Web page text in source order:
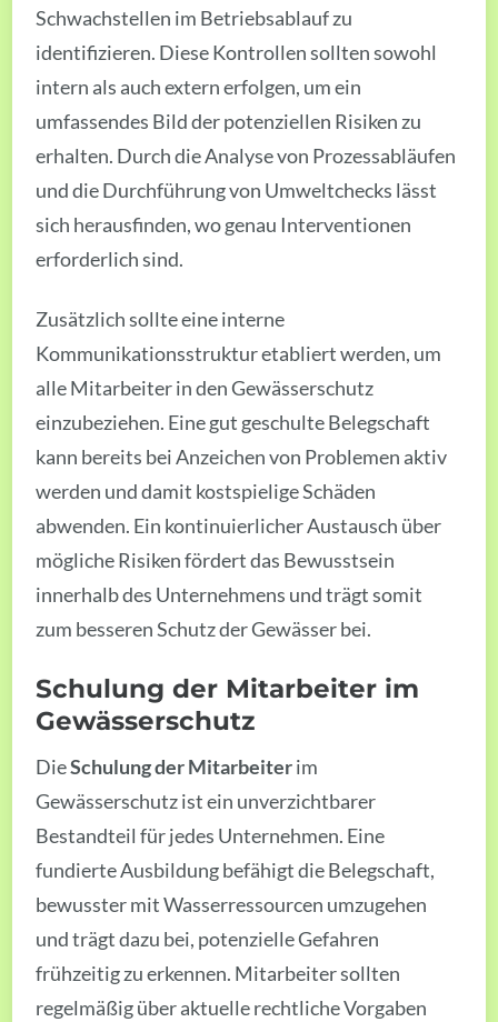
Schwachstellen im Betriebsablauf zu
identifizieren. Diese Kontrollen sollten sowohl
intern als auch extern erfolgen, um ein
umfassendes Bild der potenziellen Risiken zu
erhalten. Durch die Analyse von Prozessabläufen
und die Durchführung von Umweltchecks lässt
sich herausfinden, wo genau Interventionen
erforderlich sind.
Zusätzlich sollte eine interne
Kommunikationsstruktur etabliert werden, um
alle Mitarbeiter in den Gewässerschutz
einzubeziehen. Eine gut geschulte Belegschaft
kann bereits bei Anzeichen von Problemen aktiv
werden und damit kostspielige Schäden
abwenden. Ein kontinuierlicher Austausch über
mögliche Risiken fördert das Bewusstsein
innerhalb des Unternehmens und trägt somit
zum besseren Schutz der Gewässer bei.
Schulung der Mitarbeiter im
Gewässerschutz
DieSchulung der Mitarbeiterim
Gewässerschutz ist ein unverzichtbarer
Bestandteil für jedes Unternehmen. Eine
fundierte Ausbildung befähigt die Belegschaft,
bewusster mit Wasserressourcen umzugehen
und trägt dazu bei, potenzielle Gefahren
frühzeitig zu erkennen. Mitarbeiter sollten
regelmäßig über aktuelle rechtliche Vorgaben